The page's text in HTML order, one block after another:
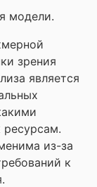
модели.
зрения
является
ресурсам.
из-за
к